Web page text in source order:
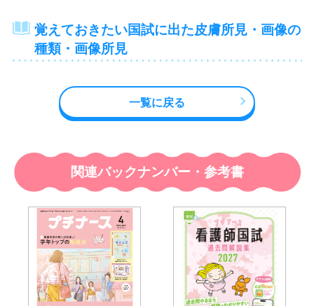
覚えておきたい国試に出た皮膚所見・画像の
種類・画像所見
一覧に戻る
関連バックナンバー・参考書